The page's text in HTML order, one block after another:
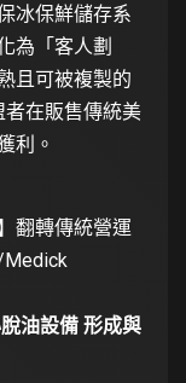
冰保鮮儲存系
為「客人劃
且可被複製的
在販售傳統美
利。
翻轉傳統營運
油設備 形成與